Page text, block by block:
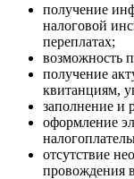
получение
налоговой
переплатах;
возможность
получение
квитанциям,
заполнение и
оформление
отсутствие
провождения